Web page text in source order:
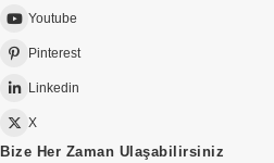
Youtube
Pinterest
Linkedin
X
Bize Her Zaman Ulaşabilirsiniz